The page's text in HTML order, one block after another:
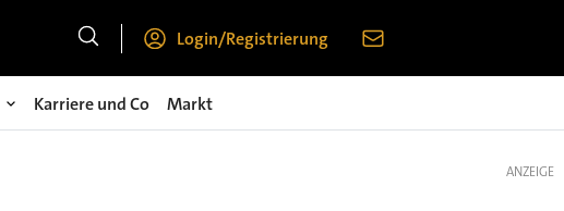
Login/Registrierung
Karriere und Co Markt
ANZEIGE